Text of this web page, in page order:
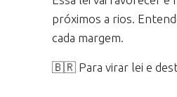
próximos a rios.
cada margem.
🇧🇷 Para virar lei e